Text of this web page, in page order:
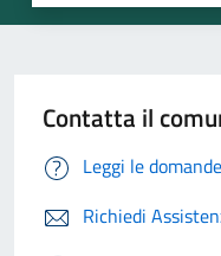
Contatta il
Leggi le
Richiedi